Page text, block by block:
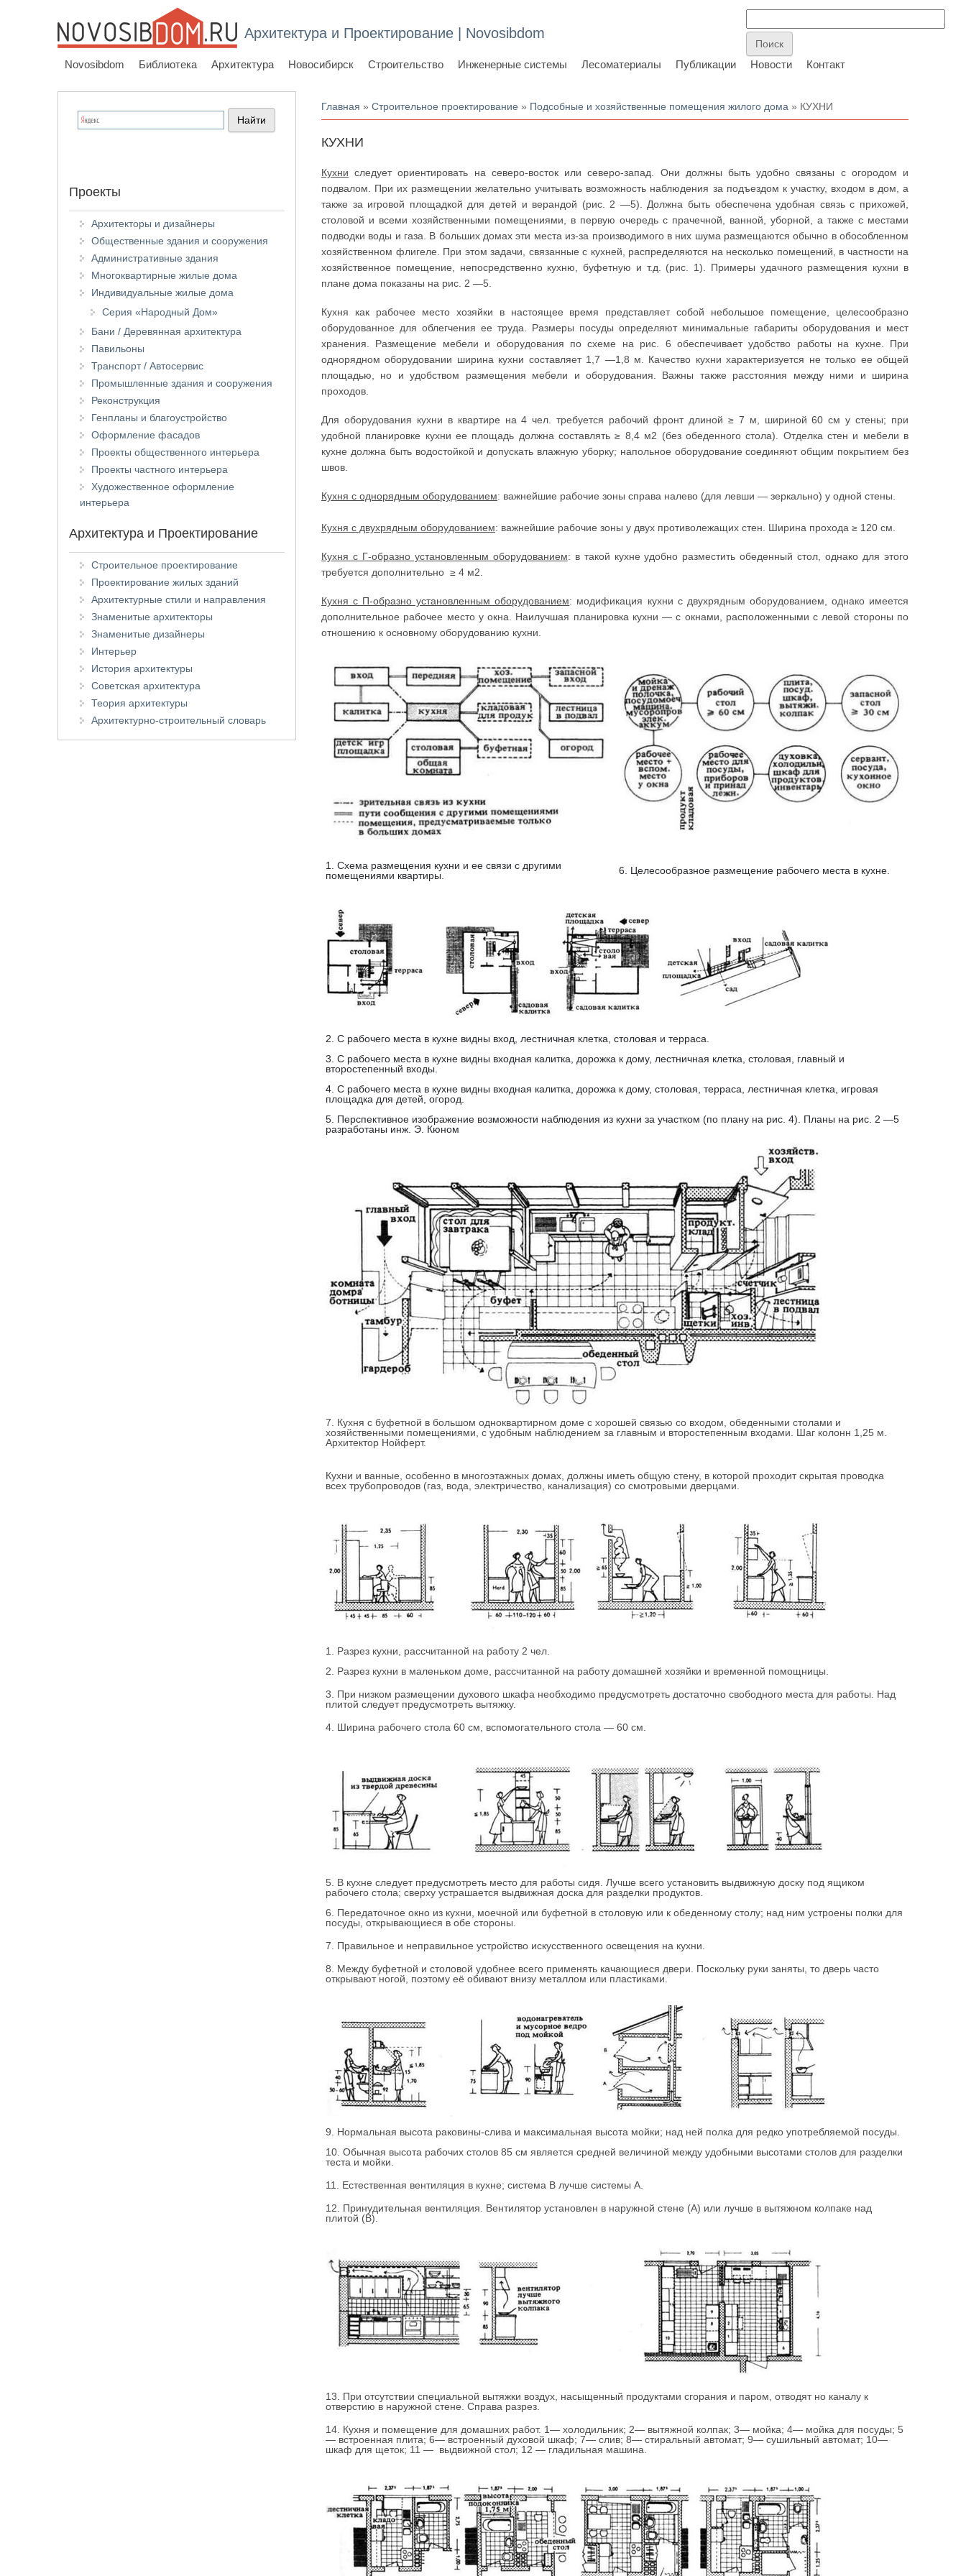
Архитектура и Проектирование | Novosibdom
Novosibdom Библиотека Архитектура Новосибирск Строительство Инженерные системы Лесоматериалы Публикации Новости Контакт
Вы здесь
Главная »Строительное проектирование » Подсобные и хозяйственные помещения жилого дома » КУХНИ
КУХНИ
Кухни следует ориентировать на северо-восток или северо-запад. Они должны быть удобно связаны с огородом и
подвалом. При их размещении желательно учитывать возможность наблюдения за подъездом к участку, входом в дом, а
также за игровой площадкой для детей и верандой (рис. 2 —5). Должна быть обеспечена удобная связь с прихожей,
столовой и всеми хозяйственными помещениями, в первую очередь с прачечной, ванной, уборной, а также с местами
подводки воды и газа. В больших домах эти места из-за производимого в них шума размещаются обычно в обособленном
хозяйственном флигеле. При этом задачи, связанные с кухней, распределяются на несколько помещений, в частности на
хозяйственное помещение, непосредственно кухню, буфетную и т.д. (рис. 1). Примеры удачного размещения кухни в
плане дома показаны на рис. 2 —5.
Кухня как рабочее место хозяйки в настоящее время представляет собой небольшое помещение, целесообразно
оборудованное для облегчения ее труда. Размеры посуды определяют минимальные габариты оборудования и мест
хранения. Размещение мебели и оборудования по схеме на рис. 6 обеспечивает удобство работы на кухне. При
однорядном оборудовании ширина кухни составляет 1,7 —1,8 м. Качество кухни характеризуется не только ее общей
площадью, но и удобством размещения мебели и оборудования. Важны также расстояния между ними и ширина
проходов.
Для оборудования кухни в квартире на 4 чел. требуется рабочий фронт длиной ≥ 7 м, шириной 60 см у стены; при
удобной планировке кухни ее площадь должна составлять ≥ 8,4 м2 (без обеденного стола). Отделка стен и мебели в
кухне должна быть водостойкой и допускать влажную уборку; напольное оборудование соединяют общим покрытием без
швов.
Кухня с однорядным оборудованием: важнейшие рабочие зоны справа налево (для левши — зеркально) у одной стены.
Кухня с двухрядным оборудованием: важнейшие рабочие зоны у двух противолежащих стен. Ширина прохода ≥ 120 см.
Кухня с Г-образно установленным оборудованием: в такой кухне удобно разместить обеденный стол, однако для этого
требуется дополнительно ≥ 4 м2.
Кухня с П-образно установленным оборудованием: модификация кухни с двухрядным оборудованием, однако имеется
дополнительное рабочее место у окна. Наилучшая планировка кухни — с окнами, расположенными с левой стороны по
отношению к основному оборудованию кухни.
1. Схема размещения кухни и ее связи с другими
помещениями квартиры.
6. Целесообразное размещение рабочего места в кухне.
2. С рабочего места в кухне видны вход, лестничная клетка, столовая и терраса.
3. С рабочего места в кухне видны входная калитка, дорожка к дому, лестничная клетка, столовая, главный и
второстепенный входы.
4. С рабочего места в кухне видны входная калитка, дорожка к дому, столовая, терраса, лестничная клетка, игровая
площадка для детей, огород.
5. Перспективное изображение возможности наблюдения из кухни за участком (по плану на рис. 4). Планы на рис. 2 —5
разработаны инж. Э. Кюном
7. Кухня с буфетной в большом одноквартирном доме с хорошей связью со входом, обеденными столами и
хозяйственными помещениями, с удобным наблюдением за главным и второстепенным входами. Шаг колонн 1,25 м.
Архитектор Нойферт.
Кухни и ванные, особенно в многоэтажных домах, должны иметь общую стену, в которой проходит скрытая проводка
всех трубопроводов (газ, вода, электричество, канализация) со смотровыми дверцами.
1. Разрез кухни, рассчитанной на работу 2 чел.
2. Разрез кухни в маленьком доме, рассчитанной на работу домашней хозяйки и временной помощницы.
3. При низком размещении духового шкафа необходимо предусмотреть достаточно свободного места для работы. Над
плитой следует предусмотреть вытяжку.
4. Ширина рабочего стола 60 см, вспомогательного стола — 60 см.
5. В кухне следует предусмотреть место для работы сидя. Лучше всего установить выдвижную доску под ящиком
рабочего стола; сверху устрашается выдвижная доска для разделки продуктов.
6. Передаточное окно из кухни, моечной или буфетной в столовую или к обеденному столу; над ним устроены полки для
посуды, открывающиеся в обе стороны.
7. Правильное и неправильное устройство искусственного освещения на кухни.
8. Между буфетной и столовой удобнее всего применять качающиеся двери. Поскольку руки заняты, то дверь часто
открывают ногой, поэтому её обивают внизу металлом или пластиками.
9. Нормальная высота раковины-слива и максимальная высота мойки; над ней полка для редко употребляемой посуды.
10. Обычная высота рабочих столов 85 см является средней величиной между удобными высотами столов для разделки
теста и мойки.
11. Естественная вентиляция в кухне; система В лучше системы А.
12. Принудительная вентиляция. Вентилятор установлен в наружной стене (А) или лучше в вытяжном колпаке над
плитой (В).
13. При отсутствии специальной вытяжки воздух, насыщенный продуктами сгорания и паром, отводят но каналу к
отверстию в наружной стене. Справа разрез.
14. Кухня и помещение для домашних работ. 1— холодильник; 2— вытяжной колпак; 3— мойка; 4— мойка для посуды; 5
— встроенная плита; 6— встроенный духовой шкаф; 7— слив; 8— стиральный автомат; 9— сушильный автомат; 10—
шкаф для щеток; 11 — выдвижной стол; 12 — гладильная машина.
Проекты
Архитекторы и дизайнеры
Общественные здания и сооружения
Административные здания
Многоквартирные жилые дома
Индивидуальные жилые дома
Серия «Народный Дом»
Бани / Деревянная архитектура
Павильоны
Транспорт / Автосервис
Промышленные здания и сооружения
Реконструкция
Генпланы и благоустройство
Оформление фасадов
Проекты общественного интерьера
Проекты частного интерьера
Художественное оформление
интерьера
Архитектура и Проектирование
Строительное проектирование
Проектирование жилых зданий
Архитектурные стили и направления
Знаменитые архитекторы
Знаменитые дизайнеры
Интерьер
История архитектуры
Советская архитектура
Теория архитектуры
Архитектурно-строительный словарь